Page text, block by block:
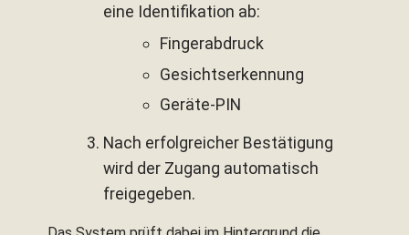
eine Identifikation ab:
Fingerabdruck
Gesichtserkennung
Geräte-PIN
Nach erfolgreicher Bestätigung
wird der Zugang automatisch
freigegeben.